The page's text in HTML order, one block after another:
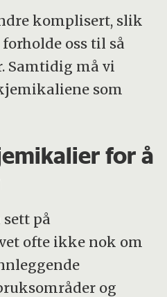
komplisert, slik
oss til så
Samtidig må vi
som
for å
på
ofte ikke nok om
og